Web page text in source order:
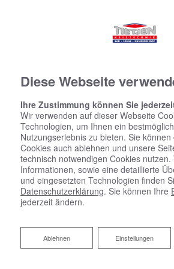
Diese Webseite
Ihre Zustimmung können Sie
Wir verwenden auf dieser Webseite
Technologien, um Ihnen ein
Nutzungserlebnis zu bieten. Sie
Cookies auch ablehnen und unsere
technisch notwendigen Cookies nutzen.
Informationen, sowie eine detaillierte
und eingesetzten Technologien finden
Datenschutzerklärung. Sie können Ihre
jederzeit ändern.
Einstellungen
Ablehnen
Ablehnen